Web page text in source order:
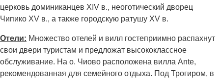
церковь доминиканцев XIV в., неоготический дворец
Чипико XV в., а также городскую ратушу XV в.
Отели: Множество отелей и вилл гостеприимно распахнут
свои двери туристам и предложат высококлассное
обслуживание. На о. Чиово расположена вилла Ante,
рекомендованная для семейного отдыха. Под Трогиром, в